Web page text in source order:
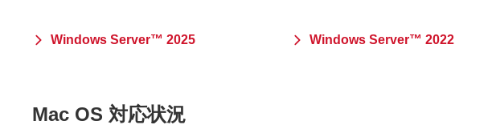
Windows Server™ 2025 Windows Server™ 2022
Mac OS 対応状況